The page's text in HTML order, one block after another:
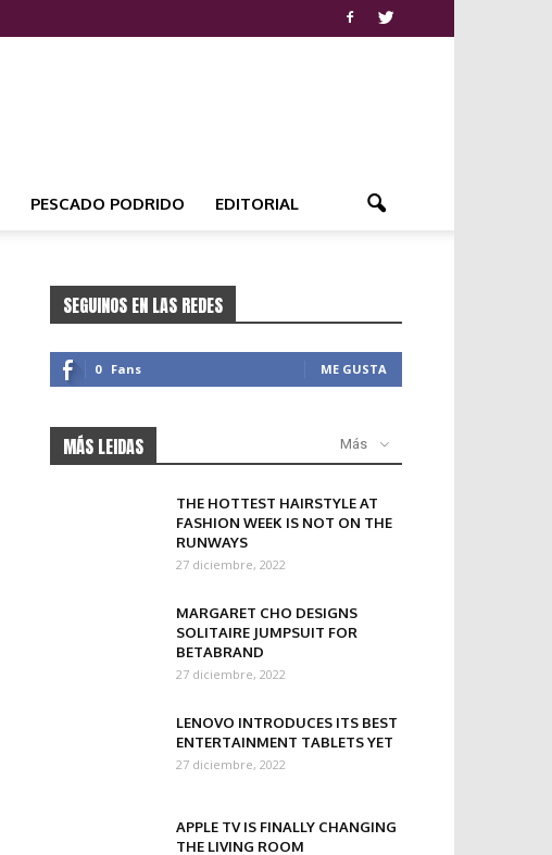
PESCADO PODRIDO EDITORIAL
SEGUINOS EN LAS REDES
0 Fans ME GUSTA
MÁS LEIDAS Más
THE HOTTEST HAIRSTYLE AT
FASHION WEEK IS NOT ON THE
RUNWAYS
27 diciembre, 2022
MARGARET CHO DESIGNS
SOLITAIRE JUMPSUIT FOR
BETABRAND
27 diciembre, 2022
LENOVO INTRODUCES ITS BEST
ENTERTAINMENT TABLETS YET
27 diciembre, 2022
APPLE TV IS FINALLY CHANGING
THE LIVING ROOM